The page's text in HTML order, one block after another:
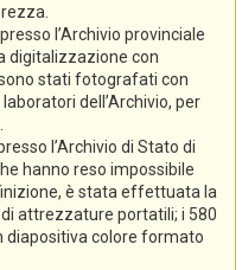
l’Archivio provinciale
digitalizzazione con
stati fotografati con
dell’Archivio, per
l’Archivio di Stato di
hanno reso impossibile
è stata effettuata la
attrezzature portatili; i 580
diapositiva colore formato